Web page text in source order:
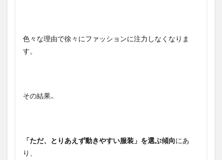
色々な理由で徐々にファッションに注力しなくなりま
す。
その結果..
「ただ、とりあえず動きやすい服装」を選ぶ傾向にあ
り、